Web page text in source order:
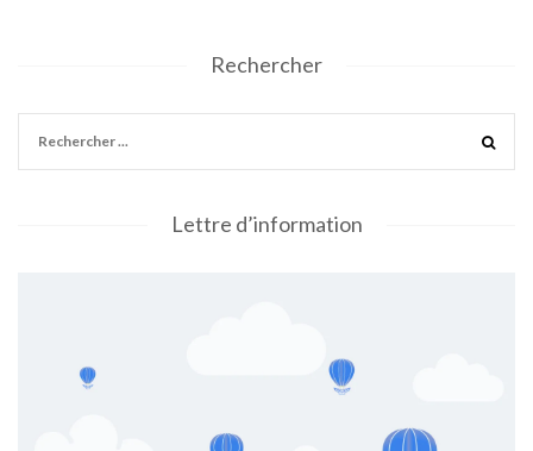
Rechercher
Lettre d’information